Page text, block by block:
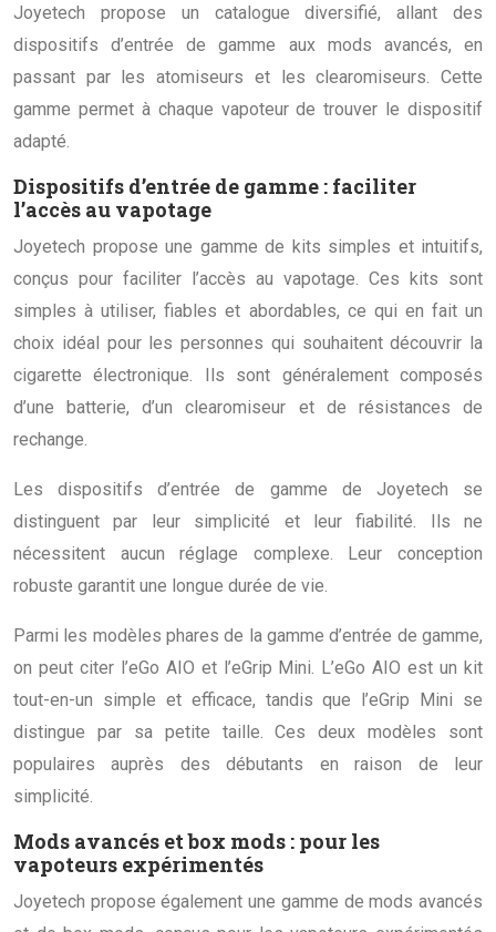
Joyetech propose un catalogue diversifié, allant des
dispositifs d’entrée de gamme aux mods avancés, en
passant par les atomiseurs et les clearomiseurs. Cette
gamme permet à chaque vapoteur de trouver le dispositif
adapté.
Dispositifs d’entrée de gamme : faciliter
l’accès au vapotage
Joyetech propose une gamme de kits simples et intuitifs,
conçus pour faciliter l’accès au vapotage. Ces kits sont
simples à utiliser, fiables et abordables, ce qui en fait un
choix idéal pour les personnes qui souhaitent découvrir la
cigarette électronique. Ils sont généralement composés
d’une batterie, d’un clearomiseur et de résistances de
rechange.
Les dispositifs d’entrée de gamme de Joyetech se
distinguent par leur simplicité et leur fiabilité. Ils ne
nécessitent aucun réglage complexe. Leur conception
robuste garantit une longue durée de vie.
Parmi les modèles phares de la gamme d’entrée de gamme,
on peut citer l’eGo AIO et l’eGrip Mini. L’eGo AIO est un kit
tout-en-un simple et efficace, tandis que l’eGrip Mini se
distingue par sa petite taille. Ces deux modèles sont
populaires auprès des débutants en raison de leur
simplicité.
Mods avancés et box mods : pour les
vapoteurs expérimentés
Joyetech propose également une gamme de mods avancés